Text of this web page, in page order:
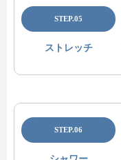
STEP.05
ストレッチ
STEP.06